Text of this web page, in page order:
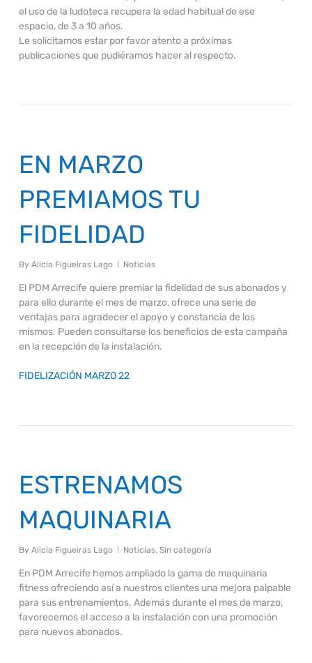
el uso de la ludoteca recupera la edad habitual de ese
espacio, de 3 a 10 años.
Le solicitamos estar por favor atento a próximas
publicaciones que pudiéramos hacer al respecto.
EN MARZO
PREMIAMOS TU
FIDELIDAD
By Alicia Figueiras Lago Noticias
El PDM Arrecife quiere premiar la fidelidad de sus abonados y
para ello durante el mes de marzo, ofrece una serie de
ventajas para agradecer el apoyo y constancia de los
mismos. Pueden consultarse los beneficios de esta campaña
en la recepción de la instalación.
FIDELIZACIÓN MARZO 22
ESTRENAMOS
MAQUINARIA
By Alicia Figueiras Lago Noticias, Sin categoría
En PDM Arrecife hemos ampliado la gama de maquinaria
fitness ofreciendo así a nuestros clientes una mejora palpable
para sus entrenamientos. Además durante el mes de marzo,
favorecemos el acceso a la instalación con una promoción
para nuevos abonados.